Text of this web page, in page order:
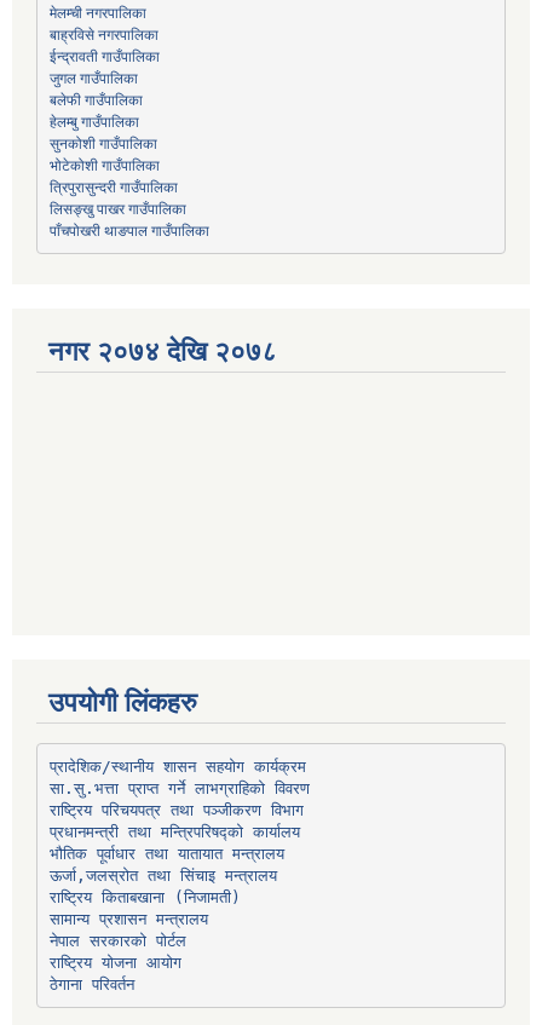
मेलम्ची नगरपालिका
बाह्रविसे नगरपालिका
ईन्द्रावती गाउँपालिका
जुगल गाउँपालिका
बलेफी गाउँपालिका
हेलम्बु गाउँपालिका
सुनकोशी गाउँपालिका
भोटेकोशी गाउँपालिका
त्रिपुरासुन्दरी गाउँपालिका
लिसङ्खु पाखर गाउँपालिका
पाँचपोखरी थाङपाल गाउँपालिका
नगर २०७४ देखि २०७८
उपयोगी लिंकहरु
प्रादेशिक/स्थानीय शासन सहयोग कार्यक्रम
सा.सु.भत्ता प्राप्त गर्ने लाभग्राहिको विवरण
राष्ट्रिय परिचयपत्र तथा पञ्‍जीकरण विभाग
प्रधानमन्त्री तथा मन्त्रिपरिषद्को कार्यालय
भौतिक पूर्वाधार तथा यातायात मन्त्रालय
ऊर्जा,जलस्रोत तथा सिंचाइ मन्त्रालय
सामान्य प्रशासन मन्त्रालय
नेपाल सरकारको पोर्टल
राष्ट्रिय योजना आयोग
ठेगाना परिवर्तन